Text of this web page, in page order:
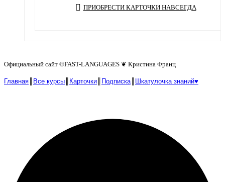
ПРИОБРЕСТИ КАРТОЧКИ НАВСЕГДА
Официальный сайт ©️FAST-LANGUAGES ❦ Кристина Франц
Главная Все курсы Карточки Подписка║ Шкатулочка знаний♥︎